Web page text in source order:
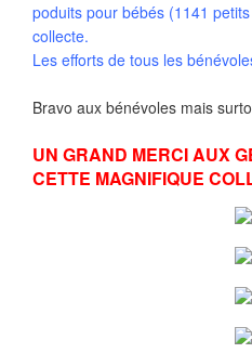
poduits pour bébés (1141
collecte.
Les efforts de tous les
Bravo aux bénévoles mais
UN GRAND MERCI AUX
CETTE MAGNIFIQUE